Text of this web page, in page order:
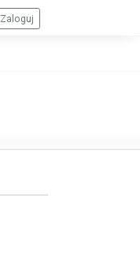
Zaloguj